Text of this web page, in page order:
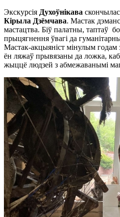
Экскурсія Духоўнікава
Кірыла Дзёмчава. Мастак
мастацтва. Біў палатны, таптаў
прыцягнення ўвагі да
Мастак-акцыяніст мінулым годам
ён ляжаў прывязаны да ложка, каб
жыццё людзей з абмежаванымі